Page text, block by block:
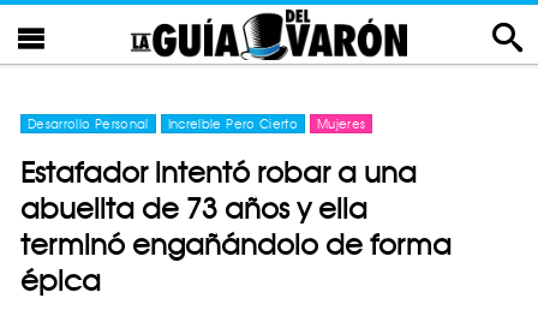
Desarrollo Personal Increíble Pero Cierto Mujeres
Estafador intentó robar a una
abuelita de 73 años y ella
terminó engañándolo de forma
épica